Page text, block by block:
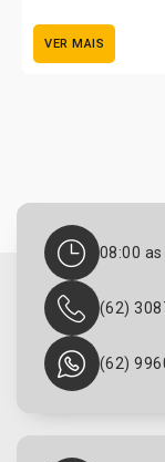
VER MAIS
08:00
(62)
(62)